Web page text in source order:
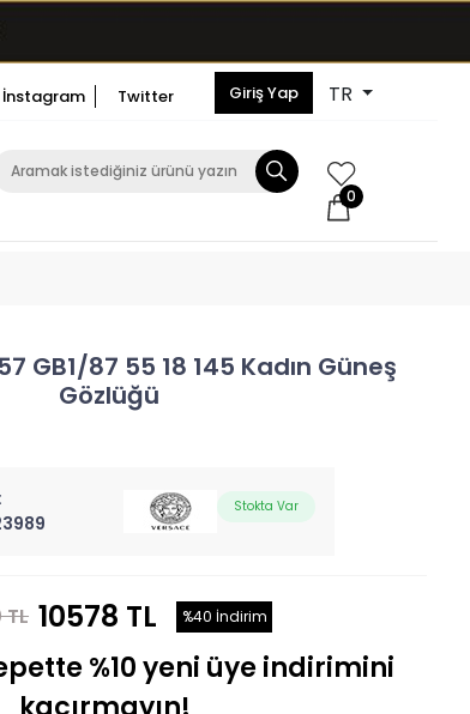
İnstagram Twitter Giriş Yap TR
0
GB1/87 55 18 145 Kadın Güneş
Gözlüğü
Stokta Var
TL 10578 TL %40 İndirim
%10 yeni üye indirimini